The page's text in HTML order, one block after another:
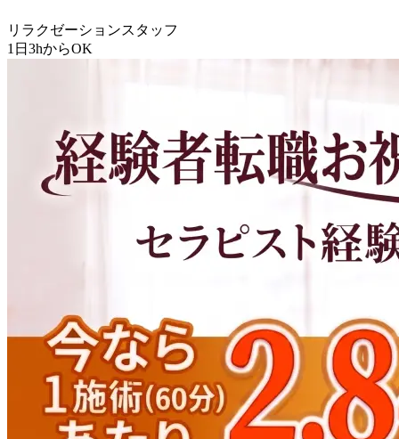
リラクゼーションスタッフ
1日3hからOK